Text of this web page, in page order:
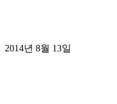
2014년 8월 13일